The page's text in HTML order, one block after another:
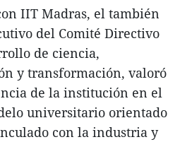
IIT Madras, el también
del Comité Directivo
de ciencia,
y transformación, valoró
de la institución en el
universitario orientado
con la industria y